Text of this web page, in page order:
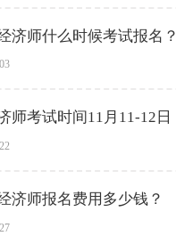
济师什么时候考试报名？
师考试时间11月11-12日
济师报名费用多少钱？